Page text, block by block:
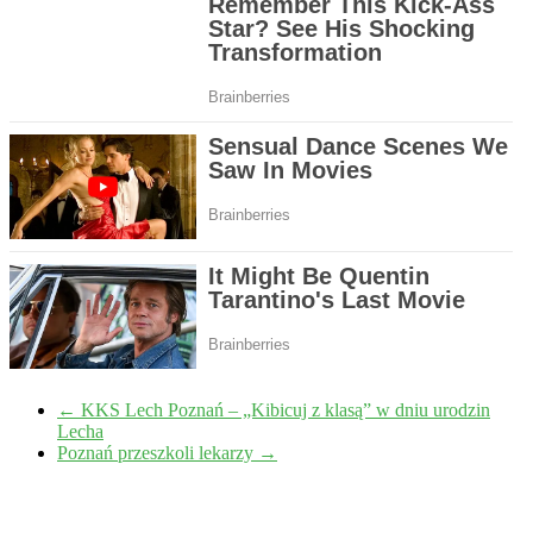
← KKS Lech Poznań – „Kibicuj z klasą” w dniu urodzin
Lecha
Poznań przeszkoli lekarzy →